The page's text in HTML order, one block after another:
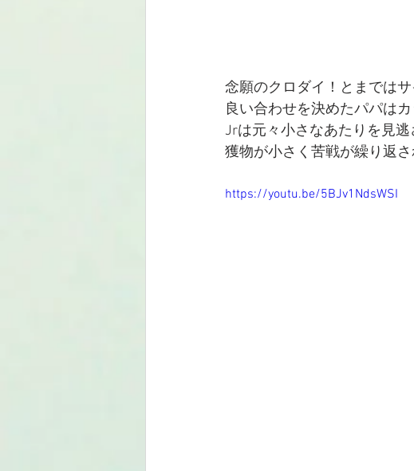
念願のクロダイ！とまでは
良い合わせを決めたパパは
Jrは元々小さなあたりを見
獲物が小さく苦戦が繰り返
https://youtu.be/5BJv1NdsWSI